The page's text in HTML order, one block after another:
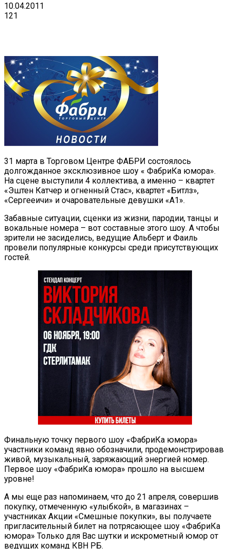
10.04.2011
121
31 марта в Торговом Центре ФАБРИ состоялось
долгожданное эксклюзивное шоу « ФабриКа юмора».
На сцене выступили 4 коллектива, а именно – квартет
«Эштен Катчер и огненный Стас», квартет «Битлз»,
«Сергееичи» и очаровательные девушки «А1».
Забавные ситуации, сценки из жизни, пародии, танцы и
вокальные номера – вот составные этого шоу. А чтобы
зрители не засиделись, ведущие Альберт и Фаиль
провели популярные конкурсы среди присутствующих
гостей.
Финальную точку первого шоу «ФабриКа юмора»
участники команд явно обозначили, продемонстрировав
живой, музыкальный, заряжающий энергией номер.
Первое шоу «ФабриКа юмора» прошло на высшем
уровне!
А мы еще раз напоминаем, что до 21 апреля, совершив
покупку, отмеченную «улыбкой», в магазинах –
участниках Акции «Смешные покупки», вы получаете
пригласительный билет на потрясающее шоу «ФабриКа
юмора» Только для Вас шутки и искрометный юмор от
ведущих команд КВН РБ.